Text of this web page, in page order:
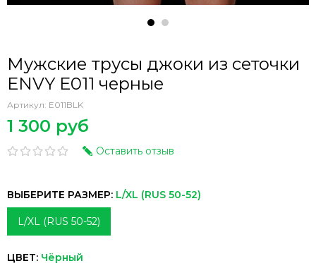
Мужские трусы джоки из сеточки
ENVY E011 черные
Артикул: E011BLK
1 300 руб
Оставить отзыв
ВЫБЕРИТЕ РАЗМЕР: L/XL (RUS 50-52)
L/XL (RUS 50-52)
ЦВЕТ: Чёрный